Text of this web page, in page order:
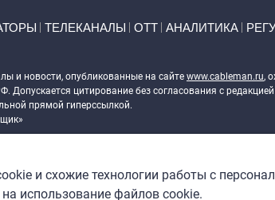
ТЕЛЕКАНАЛЫ ОТТ АНАЛИТИКА
и новости, опубликованные на сайте www.cableman.ru,
Допускается цитирование без согласования с
прямой гиперссылкой.
сайта c 2017 года
и схожие технологии работы с
использование файлов cookie.